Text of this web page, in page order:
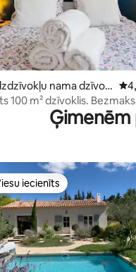
no 5, atsauksmju
nama dzīvokl
100 m² dzīvoklis.
autostāvvieta.Ģimenēm
viesu iecienīts mājoklis
iecienīts